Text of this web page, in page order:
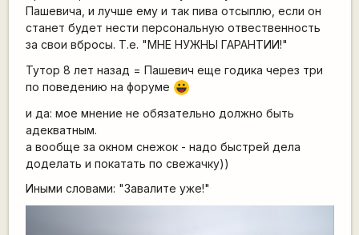
Пашевича, и лучше ему и так пива отсыплю, если он
станет будет нести персональную отвественность
за свои вбросы. Т.е. "МНЕ НУЖНЫ ГАРАНТИИ!"
Тутор 8 лет назад = Пашевич еще годика через три
по поведению на форуме |-))
и да: мое мнение не обязательно должно быть
адекватным.
а вообще за окном снежок - надо быстрей дела
доделать и покатать по свежачку))
Иными словами: "Завалите уже!"